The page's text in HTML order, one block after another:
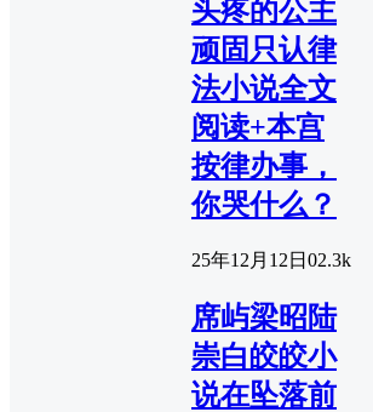
头疼的公主
顽固只认律
法小说全文
阅读+本宫
按律办事，
你哭什么？
25年12月12日 02.3k
席屿梁昭陆
崇白皎皎小
说在坠落前